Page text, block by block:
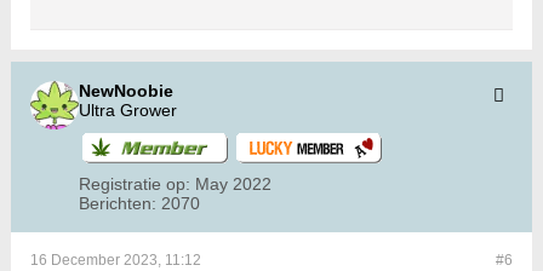
NewNoobie
Ultra Grower
Registratie op: May 2022
Berichten: 2070
#6
16 December 2023, 11:12